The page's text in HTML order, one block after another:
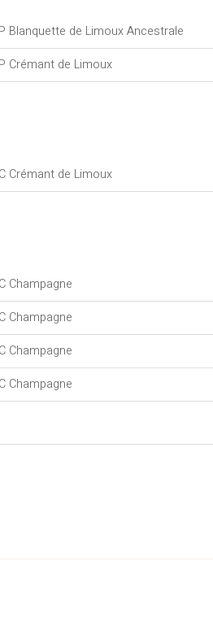
Blanquette de Limoux Ancestrale
Crémant de Limoux
Crémant de Limoux
Champagne
Champagne
Champagne
Champagne